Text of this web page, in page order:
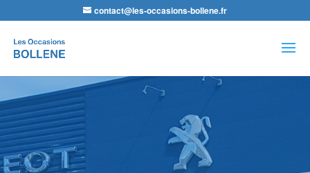
contact@les-occasions-bollene.fr
de
produits